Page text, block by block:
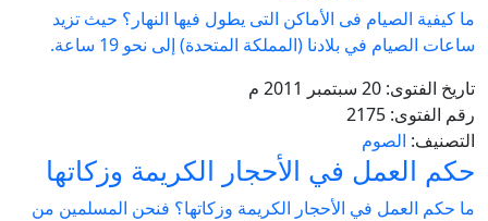
ما كيفية الصيام فى الأماكن التى يطول فيها النهار؟ حيث تزيد
ساعات الصيام في بلادنا (المملكة المتحدة) إلى نحو 19 ساعة.
تاريخ الفتوى:
رقم الفتوى:
التصنيف: الصوم
حكم العمل في الأحجار الكريمة وزكاتها
ما حكم العمل في الأحجار الكريمة وزكاتها؟ فنحن المسلمين من